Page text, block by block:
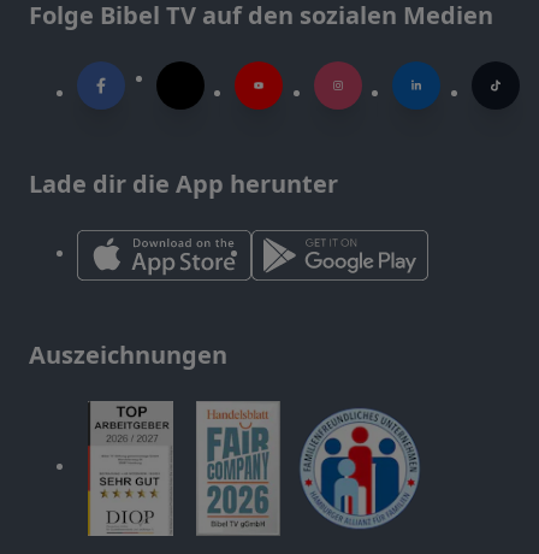
Folge Bibel TV auf den sozialen Medien
Lade dir die App herunter
Auszeichnungen